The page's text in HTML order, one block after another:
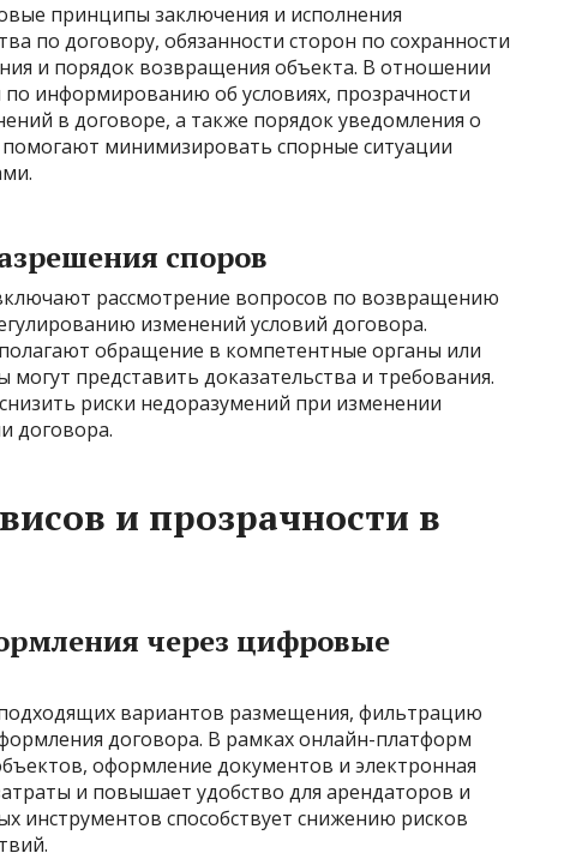
принципы заключения и исполнения
по договору, обязанности сторон по сохранности
и порядок возвращения объекта. В отношении
информированию об условиях, прозрачности
в договоре, а также порядок уведомления о
минимизировать спорные ситуации
споров
рассмотрение вопросов по возвращению
изменений условий договора.
обращение в компетентные органы или
представить доказательства и требования.
риски недоразумений при изменении
договора.
и прозрачности в
через цифровые
вариантов размещения, фильтрацию
договора. В рамках онлайн-платформ
оформление документов и электронная
и повышает удобство для арендаторов и
инструментов способствует снижению рисков